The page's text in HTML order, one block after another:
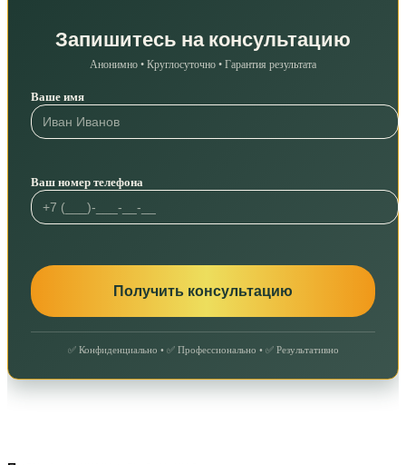
Запишитесь на консультацию
Анонимно • Круглосуточно • Гарантия результата
Ваше имя
Ваш номер телефона
✅ Конфиденциально • ✅ Профессионально • ✅ Результативно